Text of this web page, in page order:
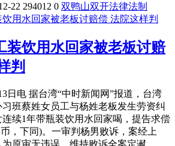
22 294012 0 双鸭山双开法律法制
装饮用水回家被老板讨赔
判
电 据台湾“中时新闻网”报道，台湾
班蔡姓女员工与杨姓老板发生劳资纠
续1年带瓶装饮用水回家喝，提告求偿
，下同)。一审判杨男败诉，案经上
原审无违误，维持败诉全案定谳。